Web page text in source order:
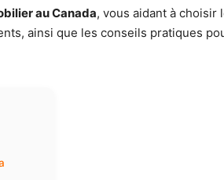
au Canada, vous aidant à
ainsi que les conseils pratiques